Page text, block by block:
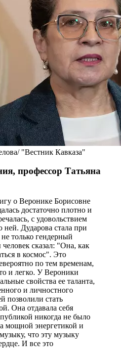
"Вестник Кавказа"
профессор Татьяна
о Веронике Борисовне
достаточно плотно и
с удовольствием
ней. Дударова стала при
только гендерный
сказал: "Она, как
в космос". Это
по тем временам,
и легко. У Вероники
свойства ее таланта,
и личностного
позволили стать
Она отдавала себя
никогда не было
мощной энергетикой и
что эту музыку
И все это